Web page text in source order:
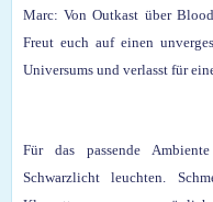
Marc: Von Outkast über
Freut euch auf einen
Universums und verlasst für
Für das passende
Schwarzlicht leuchten.